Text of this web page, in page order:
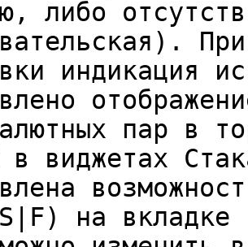
либо
индикация
пар в
в виджетах
на вкладке